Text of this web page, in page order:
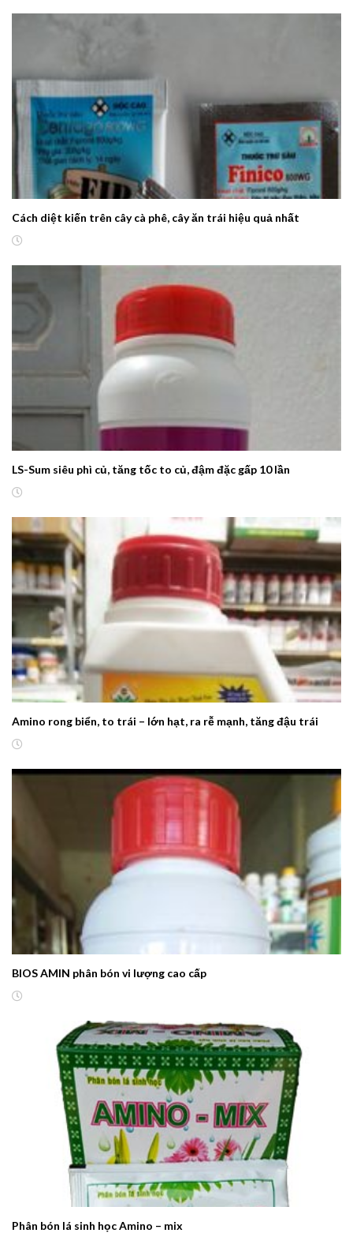
Cách diệt kiến trên cây cà phê, cây ăn trái hiệu quả nhất
LS-Sum siêu phì củ, tăng tốc to củ, đậm đặc gấp 10 lần
Amino rong biển, to trái – lớn hạt, ra rễ mạnh, tăng đậu trái
BIOS AMIN phân bón vi lượng cao cấp
Phân bón lá sinh học Amino – mix